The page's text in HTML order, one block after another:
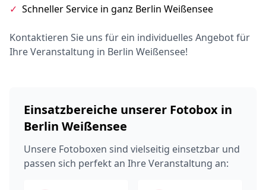
✓ Schneller Service in ganz Berlin Weißensee
Kontaktieren Sie uns für ein individuelles Angebot für
Ihre Veranstaltung in Berlin Weißensee!
Einsatzbereiche unserer Fotobox in
Berlin Weißensee
Unsere Fotoboxen sind vielseitig einsetzbar und
passen sich perfekt an Ihre Veranstaltung an: